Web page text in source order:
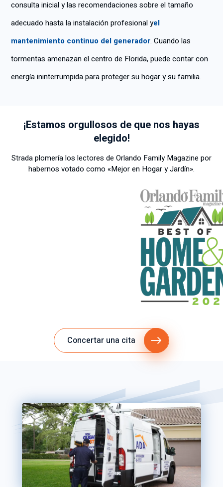
consulta inicial y las recomendaciones sobre el tamaño
adecuado hasta la instalación profesional yel
mantenimiento continuo del generador. Cuando las
tormentas amenazan el centro de Florida, puede contar con
energía ininterrumpida para proteger su hogar y su familia.
¡Estamos orgullosos de que nos hayas
elegido!
Strada plomería los lectores de Orlando Family Magazine por
habernos votado como «Mejor en Hogar y Jardín».
Concertar una cita